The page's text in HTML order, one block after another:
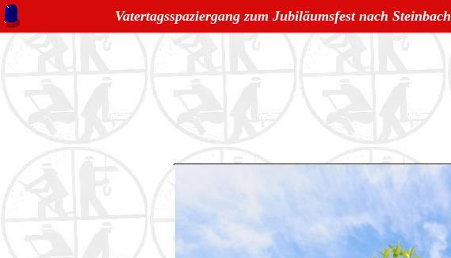
Vatertagsspaziergang zum Jubiläumsfest nach Steinbach